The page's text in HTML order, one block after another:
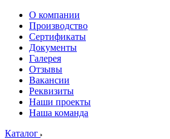
О компании
Производство
Сертификаты
Документы
Галерея
Отзывы
Вакансии
Реквизиты
Наши проекты
Наша команда
Каталог